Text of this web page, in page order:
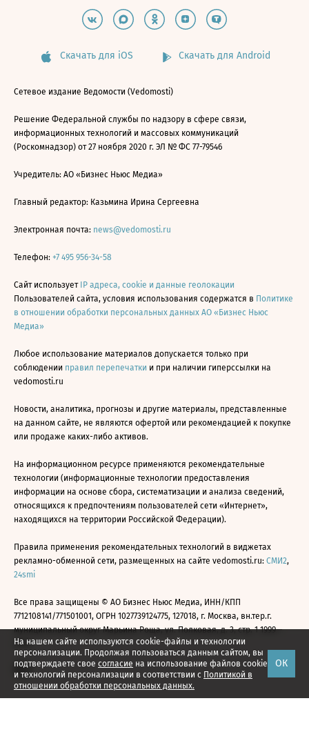
На нашем сайте используются cookie-файлы и технологии
персонализации. Продолжая пользоваться данным сайтом, вы
подтверждаете свое согласие на использование файлов cookie
и технологий персонализации в соответствии с Политикой в
отношении обработки персональных данных.
ОК
Скачать для iOS Скачать для Android
Сетевое издание Ведомости (Vedomosti)
Решение Федеральной службы по надзору в сфере связи,
информационных технологий и массовых коммуникаций
(Роскомнадзор) от 27 ноября 2020 г. ЭЛ № ФС 77-79546
Учредитель: АО «Бизнес Ньюс Медиа»
Главный редактор: Казьмина Ирина Сергеевна
Электронная почта: news@vedomosti.ru
Телефон: +7 495 956-34-58
Сайт использует IP адреса, cookie и данные геолокации
Пользователей сайта, условия использования содержатся в Политике
в отношении обработки персональных данных АО «Бизнес Ньюс
Медиа»
Любое использование материалов допускается только при
соблюдении правил перепечатки и при наличии гиперссылки на
vedomosti.ru
Новости, аналитика, прогнозы и другие материалы, представленные
на данном сайте, не являются офертой или рекомендацией к покупке
или продаже каких-либо активов.
На информационном ресурсе применяются рекомендательные
технологии (информационные технологии предоставления
информации на основе сбора, систематизации и анализа сведений,
относящихся к предпочтениям пользователей сети «Интернет»,
находящихся на территории Российской Федерации).
Правила применения рекомендательных технологий в виджетах
рекламно-обменной сети, размещенных на сайте vedomosti.ru: СМИ2,
24smi
Все права защищены © АО Бизнес Ньюс Медиа, ИНН/КПП
7712108141/771501001, ОГРН 1027739124775, 127018, г. Москва, вн.тер.г.
муниципальный округ Марьина Роща, ул. Полковая, д. 3, стр. 1 1999—
2026